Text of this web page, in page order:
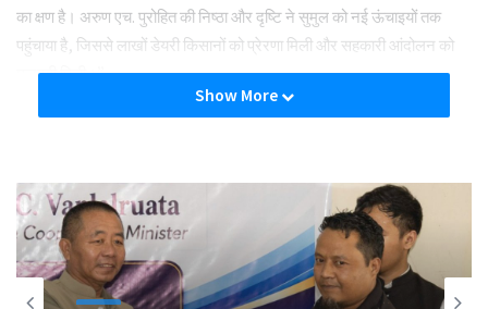
का क्षण है। अरुण एच. पुरोहित की निष्ठा और दृष्टि ने सुमुल को नई ऊंचाइयों तक
पहुंचाया है, जिससे लाखों डेयरी किसानों को प्रेरणा मिली और सहकारी आंदोलन को
मजबूती मिली।”
Show More
अन्य खबरें